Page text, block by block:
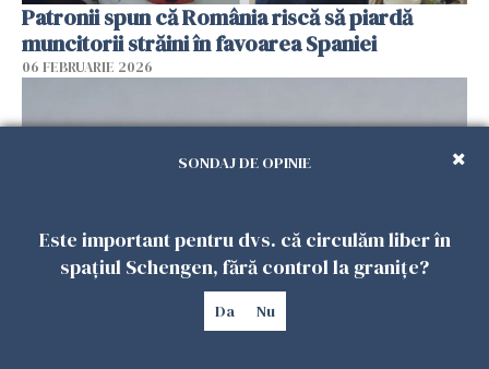
Patronii spun că România riscă să piardă
muncitorii străini în favoarea Spaniei
06 FEBRUARIE 2026
Muncitori români exploatați de clanul „Muti”
SONDAJ DE OPINIE
Este important pentru dvs. că circulăm liber în
spațiul Schengen, fără control la granițe?
Da Nu